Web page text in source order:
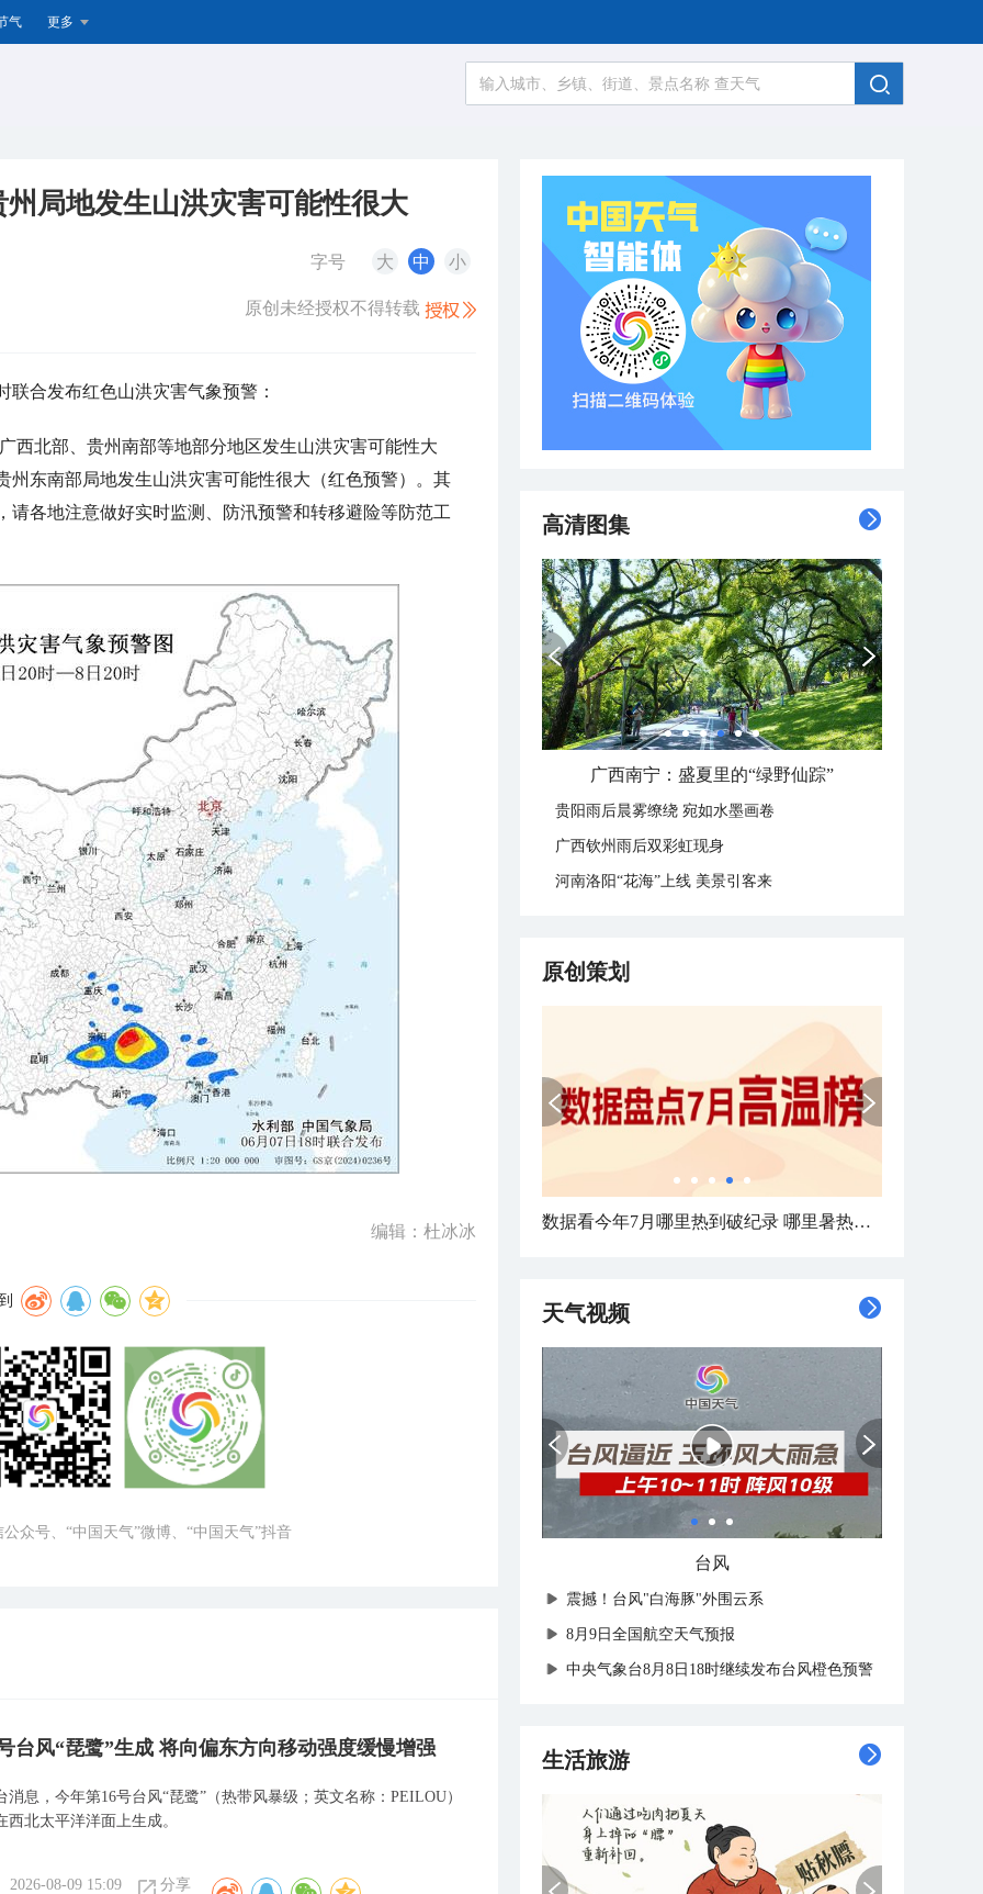
气 更多
局地发生山洪灾害可能性很大
字号 大 中 小
原创未经授权不得转载
联合发布红色山洪灾害气象预警：
西北部、贵州南部等地部分地区发生山洪灾害可能性大
东南部局地发生山洪灾害可能性很大（红色预警）。其
各地注意做好实时监测、防汛预警和转移避险等防范工
编辑：杜冰冰
众号、“中国天气”微博、“中国天气”抖音
台风“琵鹭”生成 将向偏东方向移动强度缓慢增强
消息，今年第16号台风“琵鹭”（热带风暴级；英文名称：PEILOU）
西北太平洋洋面上生成。
2026-08-09 15:09 分享
高清图集
广西南宁：盛夏里的“绿野仙踪”
贵阳雨后晨雾缭绕 宛如水墨画卷
广西钦州雨后双彩虹现身
河南洛阳“花海”上线 美景引客来
原创策划
数据看今年7月哪里热到破纪录 哪里暑热连轴转
天气视频
台风
震撼！台风"白海豚"外围云系
8月9日全国航空天气预报
中央气象台8月8日18时继续发布台风橙色预警
生活旅游